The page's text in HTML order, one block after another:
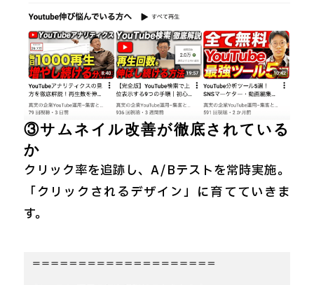
③サムネイル改善が徹底されている
か
クリック率を追跡し、A/Bテストを常時実施。
「クリックされるデザイン」に育てていきま
す。